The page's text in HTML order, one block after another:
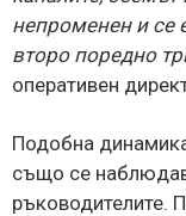
непроменен и се
второ поредно
оперативен
Подобна
също се
ръководителите.